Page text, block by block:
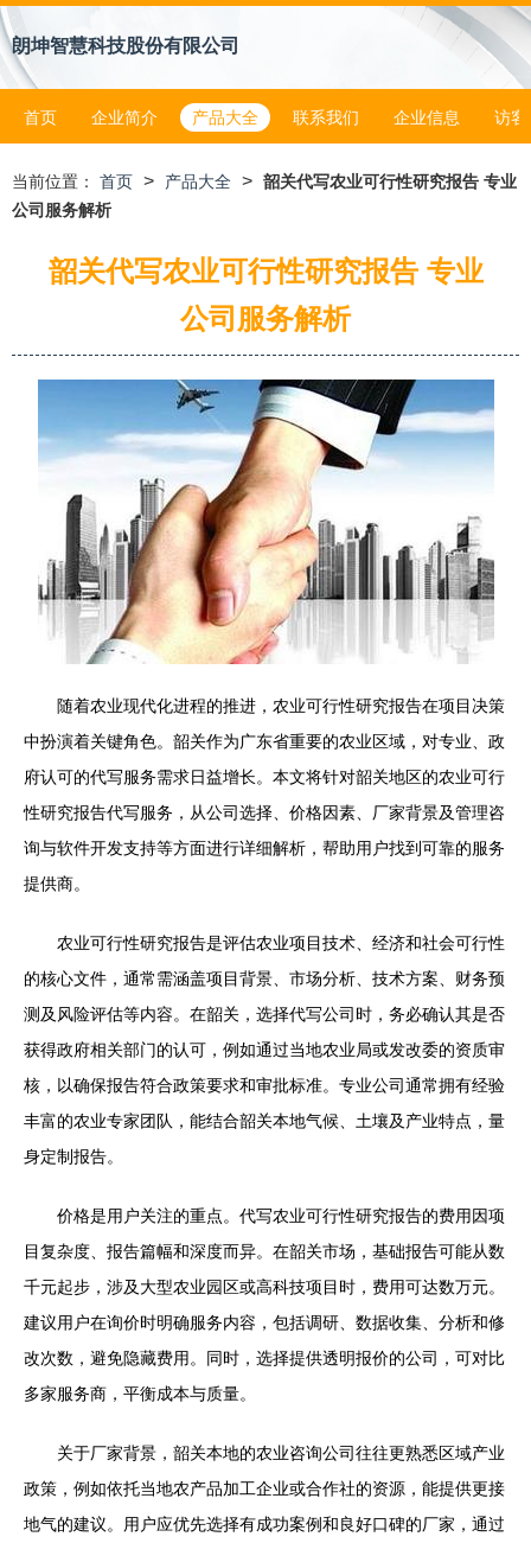
朗坤智慧科技股份有限公司
首页 企业简介 产品大全 联系我们 企业信息 访客
当前位置： 首页 > 产品大全 > 韶关代写农业可行性研究报告 专业
公司服务解析
韶关代写农业可行性研究报告 专业
公司服务解析
随着农业现代化进程的推进，农业可行性研究报告在项目决策
中扮演着关键角色。韶关作为广东省重要的农业区域，对专业、政
府认可的代写服务需求日益增长。本文将针对韶关地区的农业可行
性研究报告代写服务，从公司选择、价格因素、厂家背景及管理咨
询与软件开发支持等方面进行详细解析，帮助用户找到可靠的服务
提供商。
农业可行性研究报告是评估农业项目技术、经济和社会可行性
的核心文件，通常需涵盖项目背景、市场分析、技术方案、财务预
测及风险评估等内容。在韶关，选择代写公司时，务必确认其是否
获得政府相关部门的认可，例如通过当地农业局或发改委的资质审
核，以确保报告符合政策要求和审批标准。专业公司通常拥有经验
丰富的农业专家团队，能结合韶关本地气候、土壤及产业特点，量
身定制报告。
价格是用户关注的重点。代写农业可行性研究报告的费用因项
目复杂度、报告篇幅和深度而异。在韶关市场，基础报告可能从数
千元起步，涉及大型农业园区或高科技项目时，费用可达数万元。
建议用户在询价时明确服务内容，包括调研、数据收集、分析和修
改次数，避免隐藏费用。同时，选择提供透明报价的公司，可对比
多家服务商，平衡成本与质量。
关于厂家背景，韶关本地的农业咨询公司往往更熟悉区域产业
政策，例如依托当地农产品加工企业或合作社的资源，能提供更接
地气的建议。用户应优先选择有成功案例和良好口碑的厂家，通过